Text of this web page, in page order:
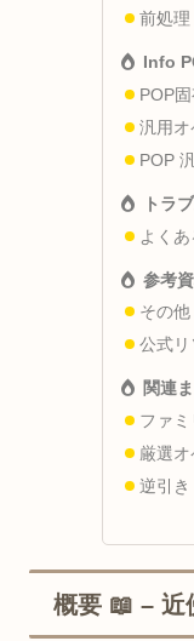
前処理
Info
POP
汎用オ
POP
トラ
よく
参考
その他
公式リ
関連
ファ
厳選オ
逆引き
概要 📖 – 近